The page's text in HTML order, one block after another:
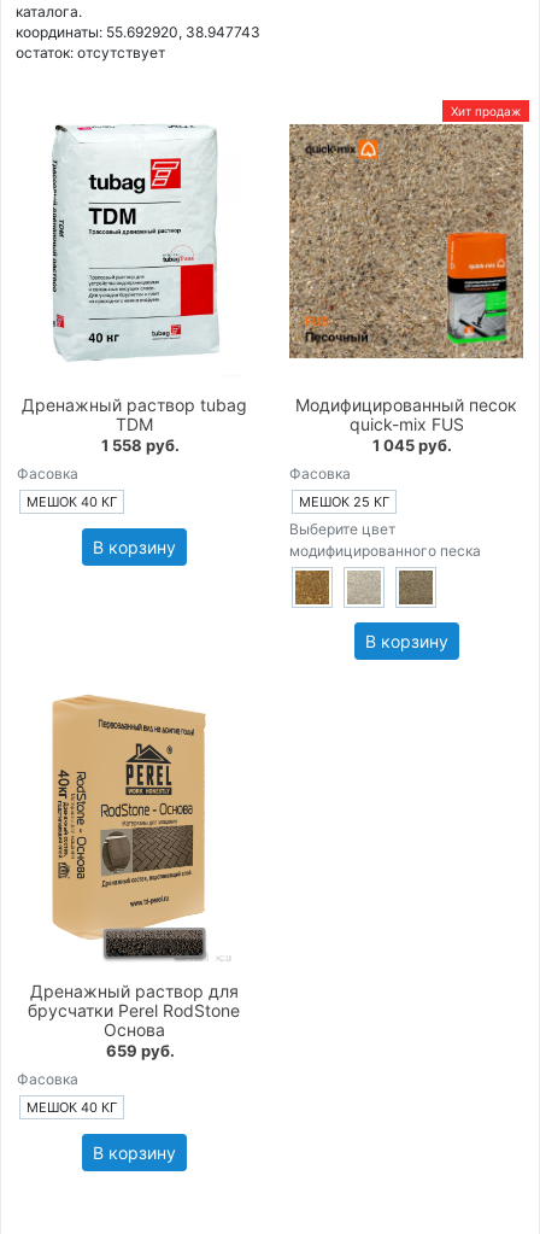
каталога.
координаты: 55.692920, 38.947743
остаток: отсутствует
Дренажный раствор tubag
TDM
1 558 руб.
Фасовка
МЕШОК 40 КГ
В корзину
Хит продаж
Модифицированный песок
quick-mix FUS
1 045 руб.
Фасовка
МЕШОК 25 КГ
Выберите цвет
модифицированного песка
В корзину
Дренажный раствор для
брусчатки Perel RodStone
Основа
659 руб.
Фасовка
МЕШОК 40 КГ
В корзину